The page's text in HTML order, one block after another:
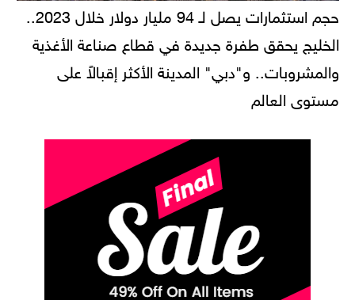
حجم استثمارات يصل لـ 94 مليار دولار خلال 2023..
الخليج يحقق طفرة جديدة في قطاع صناعة الأغذية
والمشروبات.. و"دبي" المدينة الأكثر إقبالاً على
مستوى العالم